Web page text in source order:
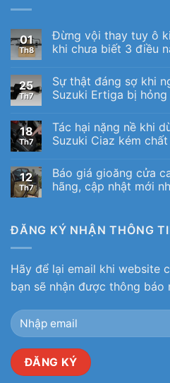
01
Th8
Đừng vội thay tuy ô
khi chưa biết 3 điều
25
Th7
Sự thật đáng sợ khi
Suzuki Ertiga bị hỏng
18
Th7
Tác hại nặng nề khi
Suzuki Ciaz kém
12
Th7
Báo giá gioăng cửa
hãng, cập nhật mới
ĐĂNG KÝ NHẬN THÔNG
Hãy để lại email khi website
bạn sẽ nhận được thông báo